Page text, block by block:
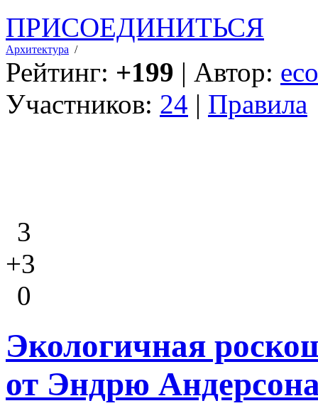
ПРИСОЕДИНИТЬСЯ
Архитектура /
Рейтинг: +199 | Автор:
Участников: 24 | Правила
3
+3
0
Экологичная
от Эндрю